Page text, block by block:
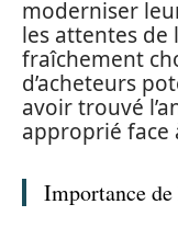
moderniser
les attentes de
fraîchement
d’acheteurs
avoir trouvé
approprié face
Importance